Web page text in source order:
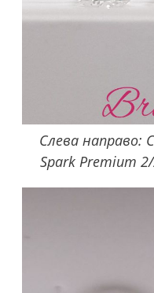
Слева направо:
Spark Premium